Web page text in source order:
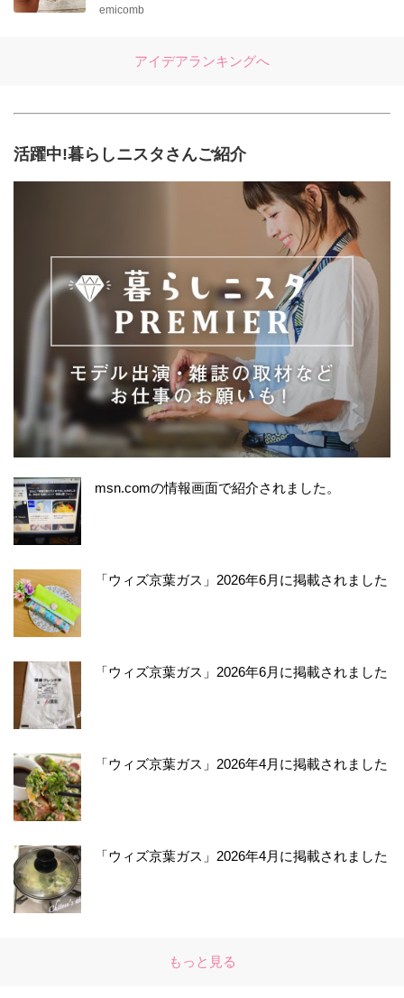
emicomb
アイデアランキングへ
活躍中!暮らしニスタさんご紹介
msn.comの情報画面で紹介されました。
「ウィズ京葉ガス」2026年6月に掲載されました
「ウィズ京葉ガス」2026年6月に掲載されました
「ウィズ京葉ガス」2026年4月に掲載されました
「ウィズ京葉ガス」2026年4月に掲載されました
もっと見る